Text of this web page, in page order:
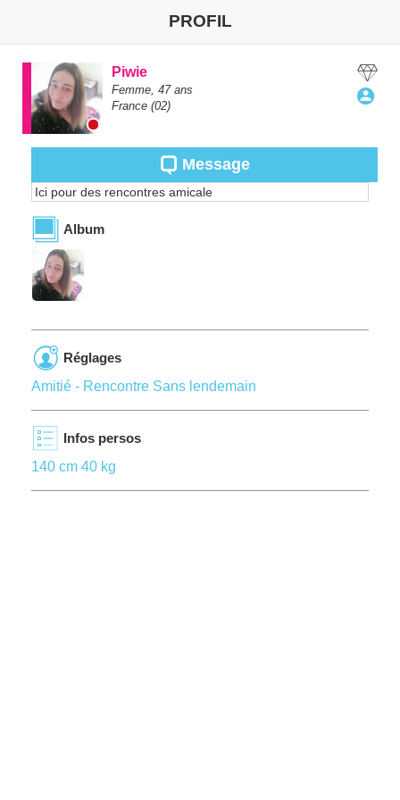
PROFIL
Piwie
Femme, 47ans
France (02)
Message
Ici pour des rencontres amicale
Album
Réglages
Amitié - Rencontre Sans lendemain
Infos persos
140 cm 40 kg